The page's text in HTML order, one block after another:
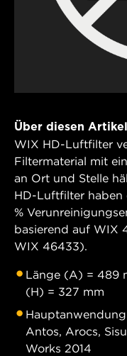
Über diesen Artikel
WIX HD-Luftfilter
Filtermaterial mit
an Ort und Stelle
HD-Luftfilter haben
%
basierend auf WIX
WIX 46433).
Länge (A) = 489
(H) = 327 mm
Antos, Arocs,
Works 2014